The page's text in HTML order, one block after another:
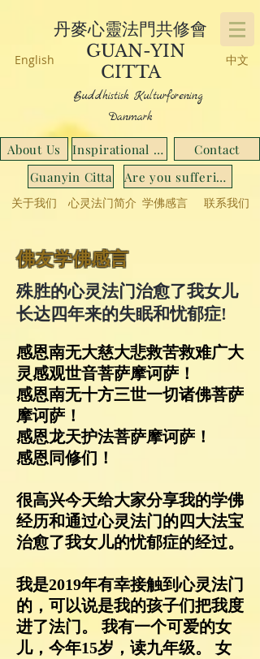
丹麥心靈法門共修會
GUAN-YIN
CITTA
Buddhistisk Kulturforening
Danmark
English 中文
About Us Inspirational Stories
Contact
Guanyin Citta
Are you suffering from...
关于我们 心灵法门简介 学佛感言 联系我们
佛友学佛感言
殊胜的心灵法门治愈了我女儿
长达四年来的失眠和忧郁症!
感恩南无大慈大悲救苦救难广大
灵感观世音菩萨摩诃萨！
感恩南无十方三世一切诸佛菩萨
摩诃萨！
感恩龙天护法菩萨摩诃萨！
感恩同修们！
很高兴今天给大家分享我的学佛
经历和通过心灵法门的四大法宝
治愈了我女儿的忧郁症的经过。
我是2019年有幸接触到心灵法门
的，可以说是我的孩子们把我度
进了法门。 我有一个可爱的女
儿，今年15岁，读九年级。 女